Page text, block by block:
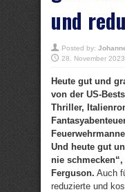
und
Posted by:
28. November 2023
Heute gut und
von der US-
Thriller,
Und heute gut
nie
Ferguson. Auch
reduzierte und